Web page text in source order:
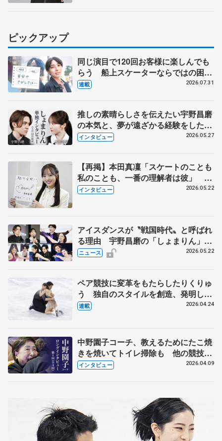
ピックアップ
同じ演目で120回お客様に楽しんでも
らう 船上スケーターならではの困難
とは 影響あったPIW前キャプテン松
連載 2026.07.31
推しの素晴らしさを伝えたい宇野昌磨
の本気と、夢が遠ざかる経験をした本
田真凜の覚悟
インタビュー 2026.05.27
【再掲】本田真凜「スケートのことも
私のことも、一番の理解者は彼」 引
退時の単独インタビューで語った競技
インタビュー 2026.05.22
アイスダンスが〝戦国時代〟と呼ばれ
る理由 宇野昌磨の「しょまりん」ら
実力者が相次いで参戦 国内の競争激
ニュース 2026.05.22
ペア競技に変革をもたらしたりくりゅ
う 独自のスタイルを創造、発明した
【引退発表後②】
連載 2026.04.24
中野園子コーチ、教えるためにたこ焼
きを焼いてトイレ掃除も 他の競技に
も通用するという坂本花織の筋肉
インタビュー 2026.04.09